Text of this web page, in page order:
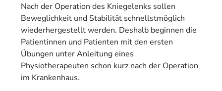
Nach der Operation des Kniegelenks sollen
Beweglichkeit und Stabilität schnellstmöglich
wiederhergestellt werden. Deshalb beginnen die
Patientinnen und Patienten mit den ersten
Übungen unter Anleitung eines
Physiotherapeuten schon kurz nach der Operation
im Krankenhaus.